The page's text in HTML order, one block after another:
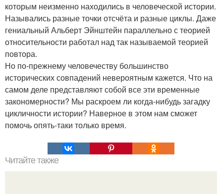
которым неизменно находились в человеческой истории.
Назывались разные точки отсчёта и разные циклы. Даже
гениальный Альберт Эйнштейн параллельно с теорией
относительности работал над так называемой теорией
повтора.
Но по-прежнему человечеству большинство
исторических совпадений невероятным кажется. Что на
самом деле представляют собой все эти временные
закономерности? Мы раскроем ли когда-нибудь загадку
цикличности истории? Наверное в этом нам сможет
помочь опять-таки только время.
Читайте также